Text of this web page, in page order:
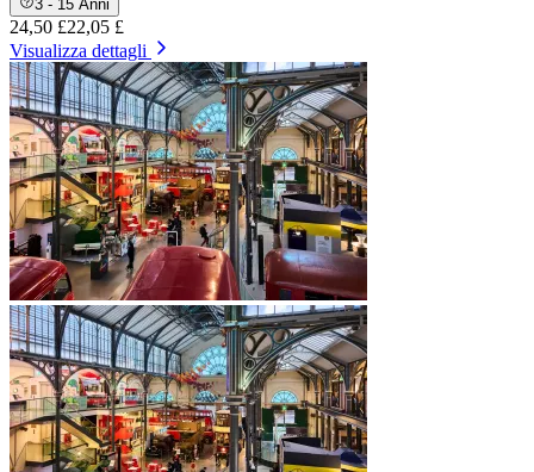
3 - 15 Anni
24,50 £22,05 £
Visualizza dettagli